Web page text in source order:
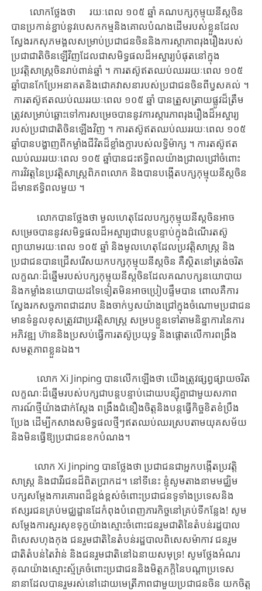
លោកថ្លែងថា រយៈពេល ១០៥ ឆ្នាំ​​ គណបក្សកុម្មុយនីស្តចិន
បានប្រកាន់​ខ្ជាប់​នូវបេសកកម្មនិង​គោល​បំណង​ដើមរបស់ខ្លួនដែល
ស្វែងរកសុភមង្គលសម្រាប់ប្រជាជនចិន​និងការស្តាភាព​រុងរឿង​របស់​
ប្រជាជាតិចិន​ឡើវិញដែលជា​សមិទ្ធ​ផល​ដ៏អស្ចារ្យបំផុតនៅក្នុង
ប្រវត្តិសាស្ត្រចិនរាប់ពាន់ឆ្នាំ ។ ការតស៊ូឥតឈប់ឈររយៈពេល ១០៥
ឆ្នាំបានកែប្រែ​អនាគត​និងជោគ​វាសនារបស់ប្រជាជនចិនពី​ប្វសគល់​​ ។
ការតស៊ូឥតឈប់ឈររយៈពេល ១០៥ ឆ្នាំ បានត្រួស​ត្រាយ​ផ្លូវ​ដ៏​ត្រឹម
ត្រូវសម្រាប់​ឆ្ពោះទៅ​ការសម្រេចបាននូវការស្តារ​ភាពរុងរឿង​ដ៏អស្ចារ្យ​
របស់​ប្រជាជាតិចិន​ឡើងវិញ ។ ការតស៊ូឥតឈប់ឈររយៈពេល ១០៥
ឆ្នាំបានបង្ហាញពីកម្លាំង​ជីវិត​ដ៏ខ្លាំង​ក្លា​របស់លទ្ធិម៉ាក្ស ។ ការ​តស៊ូ​ឥត​
ឈប់ឈរ​រយៈពេល ១០៥ ឆ្នាំ​បានជះឥទ្ធិពលយ៉ាងជ្រាល​ជ្រៅ​ចំពោះ​
ការ​វិវត្ត​នៃប្រវត្តិសាស្ត្រពិភពលោក និង​បានបង្កើត​បក្សកុម្មុយនីស្តចិន
ដ៏មានឥទ្ធិពលមួយ ។
លោកបានថ្លែងថា មូលហេតុដែលបក្សកុម្មុយនីស្តចិនអាច
សម្រេចបាននូវសមិទ្ធផល​ដ៏​អស្ចារ្យជាបន្តបន្ទាប់ក្នុងដំណើរ​តស៊ូ​
ព្យាយាម​រយៈពេល ១០៥ ឆ្នាំ​ និងមូលហេតុដែលប្រវត្តិសាស្ត្រ និង
ប្រជាជនបានជ្រើសរើសយក​បក្សកុម្មុយនី​ស្តចិន គឺ​ស្ថិតនៅត្រង់​ចរិត​
លក្ខណៈដ៏​ឆ្នើម​​របស់បក្សកុម្មុយនីស្តចិន​ដែលគណបក្ស​នយោបាយ​
និង​កម្លាំង​នយោបាយ​ដទៃ​ទៀត​មិនអាចប្រៀបផ្ទឹមបាន ពោលគឺ​ការ​
ស្វែង​រក​សច្ចភាព​​ជា​ដរាប​ និង​ចាក់ឫសយ៉ាងជ្រៅក្នុង​ចំណោម​ប្រជាជន
មាន​ទំនួល​ខុសត្រូវ​ជាប្រវត្តិសាស្ត្រ សម្របខ្លួនទៅតាម​និន្នាការនៃការ
អភិវឌ្ឍ ហ៊ាន​និងប្រសប់​​ធ្វើការ​តស៊ូ​ប្រយុទ្ធ​ និង​ផ្តោតលើការពង្រឹង
សមត្ថ​ភាព​ខ្លួនឯង។
លោក Xi Jinping​ បាន​លើកឡើង​​ថា​ យើងត្រូវផ្សព្វផ្សាយ​ចរិត​
លក្ខណៈដ៏​ឆ្នើម​របស់​បក្សជា​បន្តបន្ទាប់​ដោយបន្ស៊ីគ្នា​​ជាមួយ​សភាព
ការណ៍​ថ្មីយ៉ាង​​ជាក់​ស្តែង​ ពង្រឹងជំនឿង​ចិត្តនិង​បន្តធ្វើ​កិច្ច​ខិតខំប្រឹង
ប្រែង​ ដើម្បីកសាង​សមិទ្ធផលថ្មីៗ​ឥតឈប់ឈរស្របតាមយុគ​សម័យ​
និងមិន​ធ្វើ​ឱ្យ​ប្រជាជនខកបំណង​។
លោក Xi Jinping បានថ្លែងថា ​ប្រជាជនជាអ្នកបង្កើតប្រវត្តិ
សាស្រ្ត និងជាវីរជនដ៏ពិតប្រាកដ។ នៅទីនេះ​​ ខ្ញុំសូមតាងនាមមជ្ឈិម
បក្សសម្តែងការគោរពដ៏ខ្ពង់ខ្ពស់ចំពោះប្រជាជនទូទាំងប្រទេសនិង
ឥស្សរជនគ្រប់មជ្ឈដ្ឋានដែកំពុងបំពេញភារកិច្ចនៅគ្រប់ទីកន្លែង! សូម
សម្តែងការសួរសុខទុក្ខយ៉ាងស្មោះចំពោះជនរួមជាតិនៃតំបន់រដ្ឋបាល
ពិសេសហុងកុង​ ជនរួមជាតិនៃតំបន់រដ្ឋបាលពិសេសម៉ាកាវ ជនរួម
ជាតិតំបន់តៃវ៉ាន់ និងជនរួមជាតិនៅឯនាយសមុទ្រ! សូមថ្លែងអំណរ
គុណយ៉ាងស្មោះស្ម័គ្រចំពោះប្រជាជននិងមិត្តភក្តិនៃបណ្តាប្រទេស
នានាដែលបានរួមរស់នៅដោយមេត្រីភាពជាមួយប្រជាជនចិន យកចិត្ត